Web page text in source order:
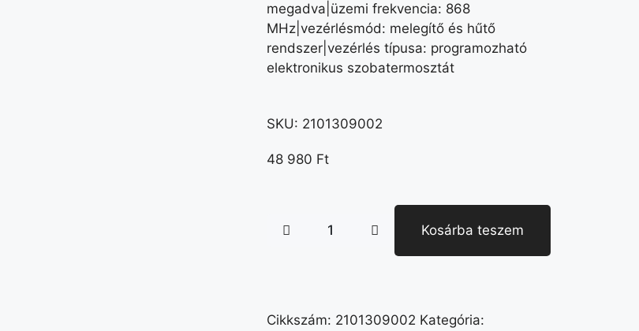
megadva|üzemi frekvencia: 868
MHz|vezérlésmód: melegítő és hűtő
rendszer|vezérlés típusa: programozható
elektronikus szobatermosztát
SKU: 2101309002
48 980 Ft
Kosárba teszem
Cikkszám: 2101309002 Kategória: